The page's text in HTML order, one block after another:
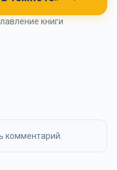
книги
комментарий.